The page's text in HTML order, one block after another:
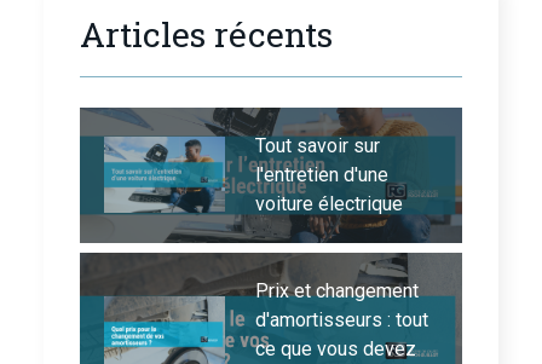
Articles récents
Tout savoir sur
l'entretien d'une
voiture électrique
Prix et changement
d'amortisseurs : tout
ce que vous devez